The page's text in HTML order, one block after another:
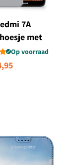
7A
met
Baby Olifant
Op voorraad